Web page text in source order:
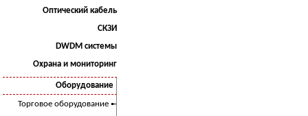
Оптический кабель
СКЗИ
DWDM системы
Охрана и мониторинг
Оборудование
Торговое оборудование